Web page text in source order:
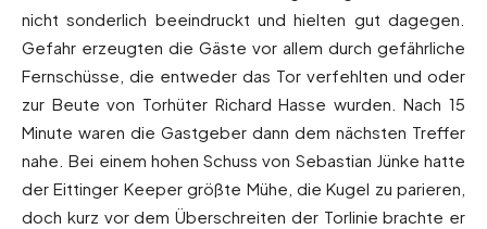
nicht sonderlich beeindruckt und hielten gut dagegen.
Gefahr erzeugten die Gäste vor allem durch gefährliche
Fernschüsse, die entweder das Tor verfehlten und oder
zur Beute von Torhüter Richard Hasse wurden. Nach 15
Minute waren die Gastgeber dann dem nächsten Treffer
nahe. Bei einem hohen Schuss von Sebastian Jünke hatte
der Eittinger Keeper größte Mühe, die Kugel zu parieren,
doch kurz vor dem Überschreiten der Torlinie brachte er